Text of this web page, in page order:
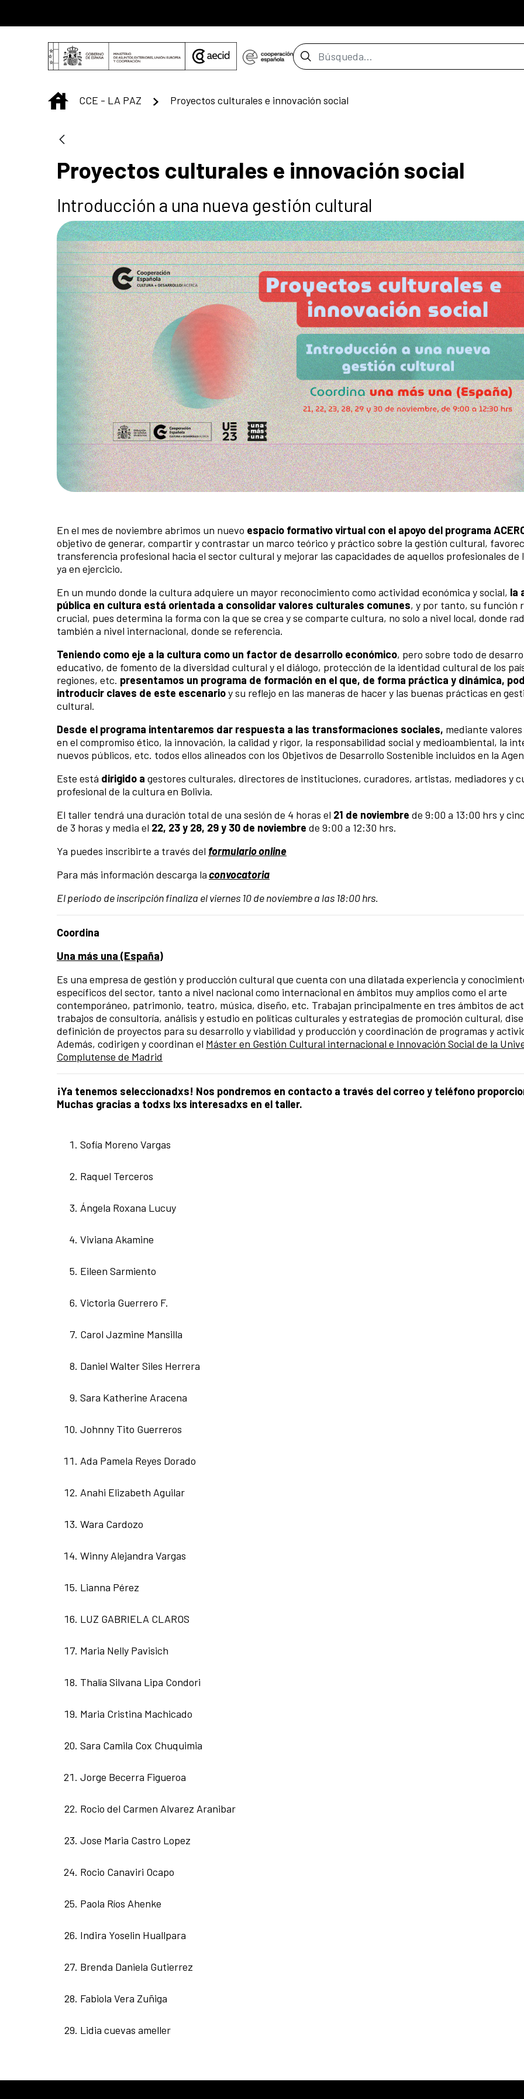
Barra de búsqueda
INICIO
CCE - LA PAZ Proyectos culturales e innovación social
Proyectos culturales e innovación social
Introducción a una nueva gestión cultural
En el mes de noviembre abrimos un nuevo espacio formativo virtual con el apoyo del programa
objetivo de generar, compartir y contrastar un marco teórico y práctico sobre la gestión cultural,
transferencia profesional hacia el sector cultural y mejorar las capacidades de aquellos profesionales de
ya en ejercicio.
En un mundo donde la cultura adquiere un mayor reconocimiento como actividad económica y social, la
pública en cultura está orientada a consolidar valores culturales comunes, y por tanto, su función
crucial, pues determina la forma con la que se crea y se comparte cultura, no solo a nivel local, donde
también a nivel internacional, donde se referencia.
Teniendo como eje a la cultura como un factor de desarrollo económico, pero sobre todo de
educativo, de fomento de la diversidad cultural y el diálogo, protección de la identidad cultural de los
regiones, etc. presentamos un programa de formación en el que, de forma práctica y dinámica,
introducir claves de este escenarioy su reflejo en las maneras de hacer y las buenas prácticas en
cultural.
Desde el programa intentaremos dar respuesta a las transformaciones sociales, mediante
en el compromiso ético, la innovación, la calidad y rigor, la responsabilidad social y medioambiental, la
nuevos públicos, etc. todos ellos alineados con los Objetivos de Desarrollo Sostenible incluidos en la
Este está dirigido a gestores culturales, directores de instituciones, curadores, artistas, mediadores y
profesional de la cultura en Bolivia.
El taller tendrá una duración total de una sesión de 4 horas el 21 de noviembre de 9:00 a 13:00 hrs y
de 3 horas y media el 22, 23 y 28, 29 y 30 de noviembre de 9:00 a 12:30 hrs.
Ya puedes inscribirte a través del formulario online
Para más información descarga laconvocatoria
El periodo de inscripción finaliza el viernes 10 de noviembre a las 18:00 hrs.
Coordina
Una más una (España)
Es una empresa de gestión y producción cultural que cuenta con una dilatada experiencia y
específicos del sector, tanto a nivel nacional como internacional en ámbitos muy amplios como el arte
contemporáneo, patrimonio, teatro, música, diseño, etc. Trabajan principalmente en tres ámbitos de
trabajos de consultoría, análisis y estudio en políticas culturales y estrategias de promoción cultural,
definición de proyectos para su desarrollo y viabilidad y producción y coordinación de programas y
Además, codirigen y coordinan el Máster en Gestión Cultural internacional e Innovación Social de la
Complutense de Madrid
¡Ya tenemos seleccionadxs! Nos pondremos en contacto a través del correo y teléfono
Muchas gracias a todxs lxs interesadxs en el taller.
Sofía Moreno Vargas
Raquel Terceros
Ángela Roxana Lucuy
Viviana Akamine
Eileen Sarmiento
Victoria Guerrero F.
Carol Jazmine Mansilla
Daniel Walter Siles Herrera
Sara Katherine Aracena
Johnny Tito Guerreros
Ada Pamela Reyes Dorado
Anahi Elizabeth Aguilar
Wara Cardozo
Winny Alejandra Vargas
Lianna Pérez
LUZ GABRIELA CLAROS
Maria Nelly Pavisich
Thalía Silvana Lipa Condori
Maria Cristina Machicado
Sara Camila Cox Chuquimia
Jorge Becerra Figueroa
Rocio del Carmen Alvarez Aranibar
Jose Maria Castro Lopez
Rocio Canaviri Ocapo
Paola Ríos Ahenke
Indira Yoselin Huallpara
Brenda Daniela Gutierrez
Fabiola Vera Zuñiga
Lidia cuevas ameller